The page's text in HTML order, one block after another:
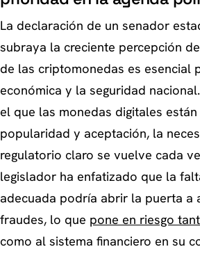
La declaración de un senador
subraya la creciente percepción
de las criptomonedas es esencial
económica y la seguridad
el que las monedas digitales
popularidad y aceptación, la
regulatorio claro se vuelve cada
legislador ha enfatizado que la
adecuada podría abrir la puerta a
fraudes, lo que pone en riesgo
como al sistema financiero en su